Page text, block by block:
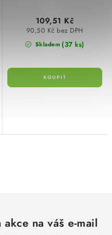
Skladem (37 ks)
90,50 Kč bez DPH
109,51 Kč
na váš e-mail